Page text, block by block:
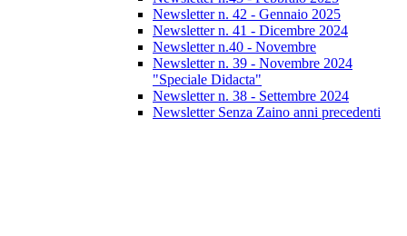
Newsletter n. 42 - Gennaio 2025
Newsletter n. 41 - Dicembre 2024
Newsletter n.40 - Novembre
Newsletter n. 39 - Novembre 2024
"Speciale Didacta"
Newsletter n. 38 - Settembre 2024
Newsletter Senza Zaino anni precedenti